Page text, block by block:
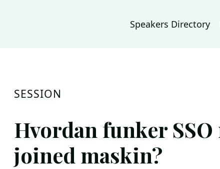
Speakers Directory
SESSION
Hvordan funker
joined maskin?